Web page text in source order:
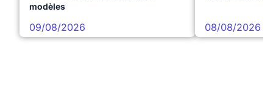
modèles
09/08/2026 08/08/2026